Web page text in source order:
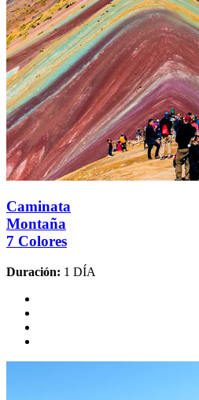
Caminata
Montaña
7 Colores
Duración: 1 DÍA